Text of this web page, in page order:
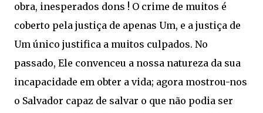
obra, inesperados dons ! O crime de muitos é
coberto pela justiça de apenas Um, e a justiça de
Um único justifica a muitos culpados. No
passado, Ele convenceu a nossa natureza da sua
incapacidade em obter a vida; agora mostrou-nos
o Salvador capaz de salvar o que não podia ser